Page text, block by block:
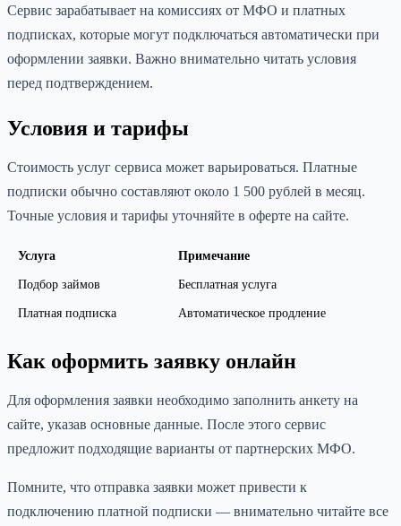
Сервис зарабатывает на комиссиях от МФО и платных
подписках, которые могут подключаться автоматически при
оформлении заявки. Важно внимательно читать условия
перед подтверждением.
Условия и тарифы
Стоимость услуг сервиса может варьироваться. Платные
подписки обычно составляют около 1 500 рублей в месяц.
Точные условия и тарифы уточняйте в оферте на сайте.
Услуга Примечание
Подбор займов Бесплатная услуга
Платная подписка Автоматическое продление
Как оформить заявку онлайн
Для оформления заявки необходимо заполнить анкету на
сайте, указав основные данные. После этого сервис
предложит подходящие варианты от партнерских МФО.
Помните, что отправка заявки может привести к
подключению платной подписки — внимательно читайте все